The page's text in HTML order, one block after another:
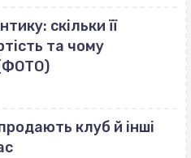
скільки її
та чому
клуб й інші